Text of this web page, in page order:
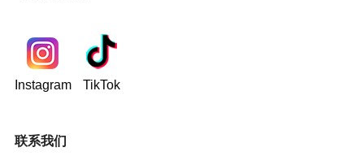
Instagram TikTok
联系我们